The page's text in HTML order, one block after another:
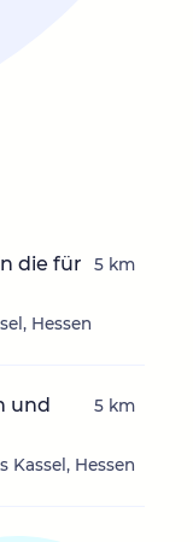
die für
Hessen
5 km
und
Kassel, Hessen
5 km